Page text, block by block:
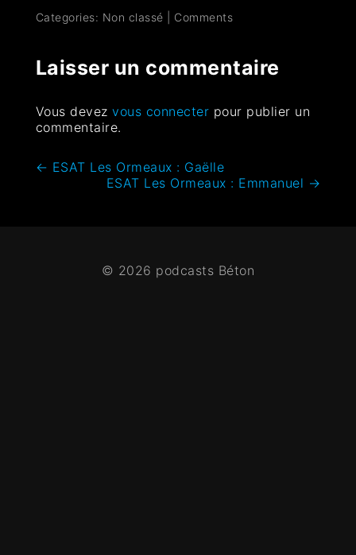
Categories: Non classé Comments
Laisser un commentaire
Vous devezvous connecter pour publier un
commentaire.
← ESAT Les Ormeaux : Gaëlle
ESAT Les Ormeaux : Emmanuel →
© 2026 podcasts Béton